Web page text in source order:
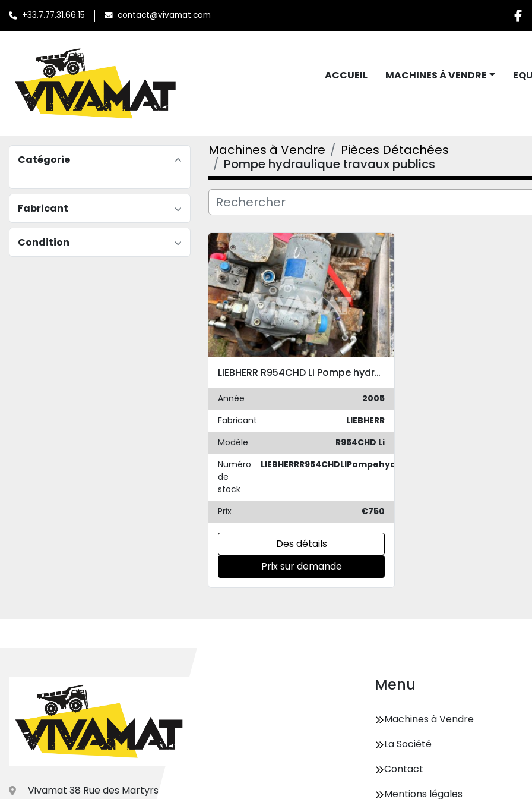
+33.7.77.31.66.15 contact@vivamat.com
ACCUEIL MACHINES À VENDRE
Catégorie
Fabricant
Condition
Machines à Vendre
Pièces Détachées
Pompe hydraulique travaux publics
LIEBHERR R954CHD Li Pompe hydraulique de moteur
Année
2005
Fabricant
LIEBHERR
Modèle
R954CHD Li
Numéro
de
stock
LIEBHERRR954CHDLIPompehydrauliqueMoteur
Prix €750
Des détails
Prix sur demande
Vivamat 38 Rue des Martyrs
Menu
Machines à Vendre
La Société
Contact
Mentions légales